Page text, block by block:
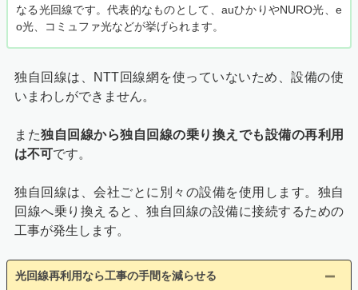
なる光回線です。代表的なものとして、auひかりやNURO光、e
o光、コミュファ光などが挙げられます。
独自回線は、NTT回線網を使っていないため、設備の使
いまわしができません。
また独自回線から独自回線の乗り換えでも設備の再利用
は不可です。
独自回線は、会社ごとに別々の設備を使用します。独自
回線へ乗り換えると、独自回線の設備に接続するための
工事が発生します。
光回線再利用なら工事の手間を減らせる